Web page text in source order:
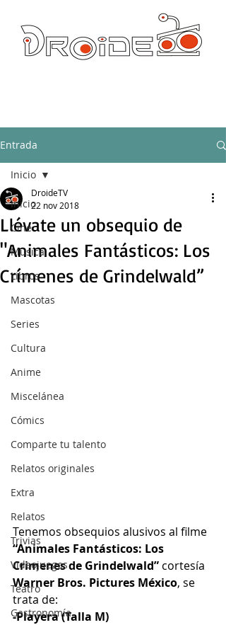
Entrada
Inicio
Cine
Música
Libros
Mascotas
Series
Cultura
Anime
Miscelánea
Cómics
Comparte tu talento
Relatos originales
Extra
Relatos
Trivias
Videojuegos
Teatro
Gastronomía
Inicio
Llévate un obsequio de
"Animales Fantásticos: Los
Crímenes de Grindelwald”
DroideTV
22 nov 2018
Tenemos obsequios alusivos al filme
“Animales Fantásticos: Los
Crimenes de Grindelwald” cortesía
Warner Bros. Pictures México, se
trata de:
-Playera (Talla M)